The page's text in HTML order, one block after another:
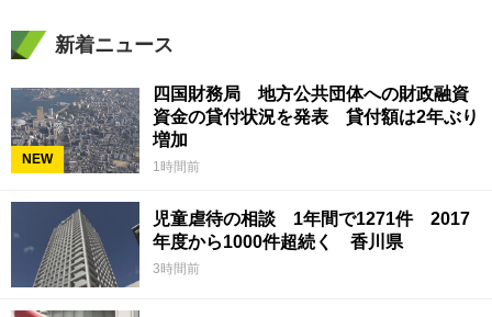
新着ニュース
NEW
四国財務局 地方公共団体への財政融資
資金の貸付状況を発表 貸付額は2年ぶり
増加
1時間前
児童虐待の相談 1年間で1271件 2017
年度から1000件超続く 香川県
3時間前